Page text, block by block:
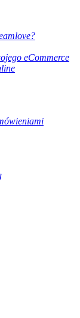
eCommerce